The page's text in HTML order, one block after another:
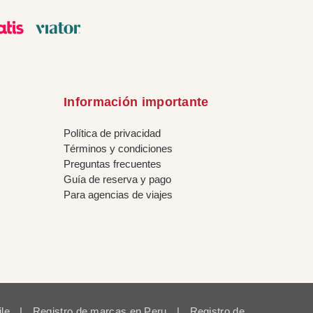
Información importante
Política de privacidad
Términos y condiciones
Preguntas frecuentes
Guía de reserva y pago
Para agencias de viajes